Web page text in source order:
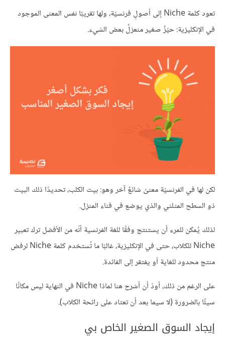
تعود كلمة Niche إلى أصولٍ فرنسيّة، ولها تقريبًا نفس المعنى الموجود
في الإنكليزية: حيّزٌ صغير منعزلٌ بعض الشيء.
لكن لها في الفرنسيّة معنىً شائعٌ آخر وهو: بيت الكلب، تحديدًا ذلك البيت
ذو السطح المثلثي والذي يوضع في فناء المنزل.
لذلك يُمكن للمرء أن يستنتج وفقًا للغة الفرنسية أنّه من الأفضل ترك تعبير
Niche للكلاب، حتى في الإنكليزية، غالبًا ما تُستخدم كلمة Niche لرفض
منتج محدود للغاية أو يفتقر إلى الفائدة.
على الرغم من ذلك، أودّ أن أشرح هنا لماذا Niche في النهاية ليس مكانًا
سيئًا بالضرورة (لا سيما بعد أن تعتاد على رائحة الكلاب).
إيجاد السوق الصغير الخاص بي